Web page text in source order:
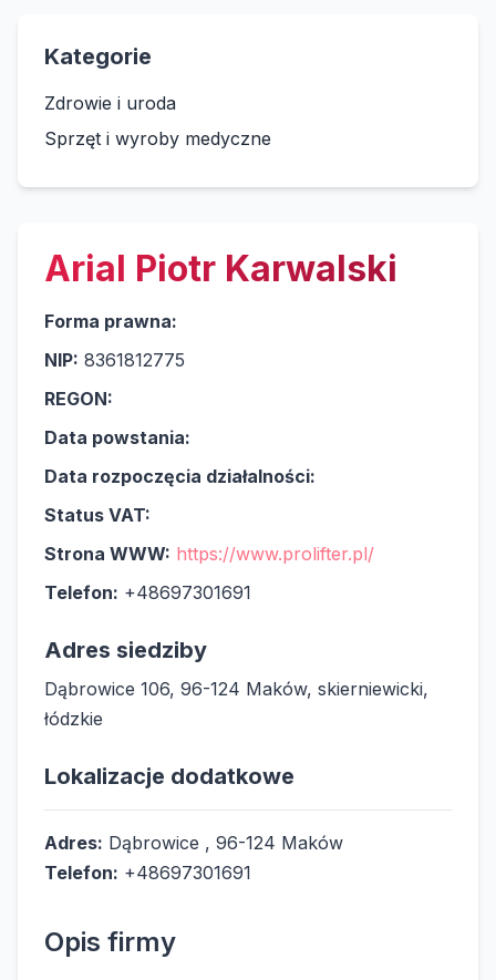
Kategorie
Zdrowie i uroda
Sprzęt i wyroby medyczne
Arial Piotr Karwalski
Forma prawna:
NIP: 8361812775
REGON:
Data powstania:
Data rozpoczęcia działalności:
Status VAT:
Strona WWW: https://www.prolifter.pl/
Telefon: +48697301691
Adres siedziby
Dąbrowice 106, 96-124 Maków, skierniewicki,
łódzkie
Lokalizacje dodatkowe
Adres: Dąbrowice , 96-124 Maków
Telefon: +48697301691
Opis firmy